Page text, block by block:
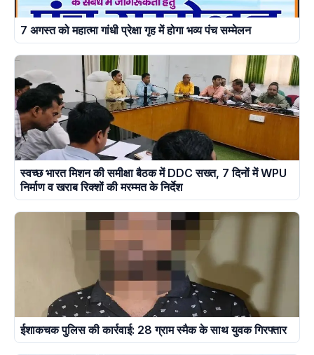
7 अगस्त को महात्मा गांधी प्रेक्षा गृह में होगा भव्य पंच सम्मेलन
स्वच्छ भारत मिशन की समीक्षा बैठक में DDC सख्त, 7 दिनों में WPU
निर्माण व खराब रिक्शों की मरम्मत के निर्देश
ईशाकचक पुलिस की कार्रवाई: 28 ग्राम स्मैक के साथ युवक गिरफ्तार